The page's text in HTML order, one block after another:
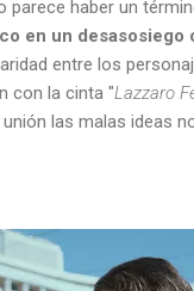
parece haber un
en un desasosiego
entre los
con la cinta "Lazzaro
las malas ideas